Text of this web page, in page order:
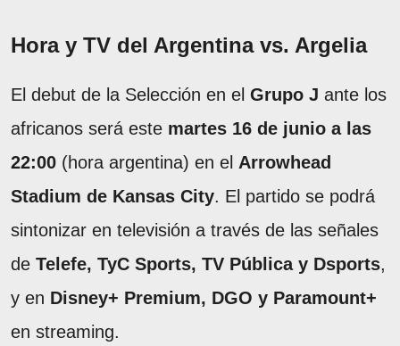
Hora y TV del Argentina vs. Argelia
El debut de la Selección en el Grupo J ante los
africanos será este martes 16 de junio a las
22:00 (hora argentina) en el Arrowhead
Stadium de Kansas City. El partido se podrá
sintonizar en televisión a través de las señales
de Telefe, TyC Sports, TV Pública y Dsports,
y en Disney+ Premium, DGO y Paramount+
en streaming.